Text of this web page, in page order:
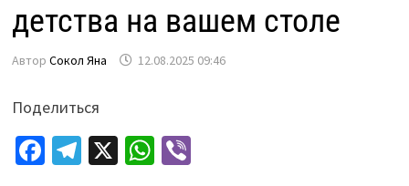
детства на вашем столе
Автор Сокол Яна 12.08.2025 09:46
Поделиться
Fa Te X W Vi